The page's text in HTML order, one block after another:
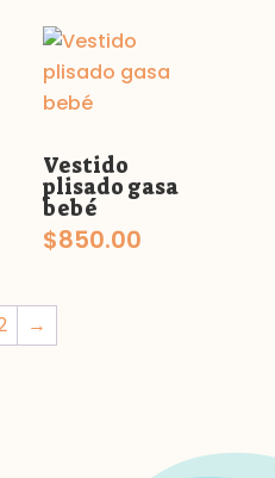
Vestido
plisado gasa
bebé
$850.00
→